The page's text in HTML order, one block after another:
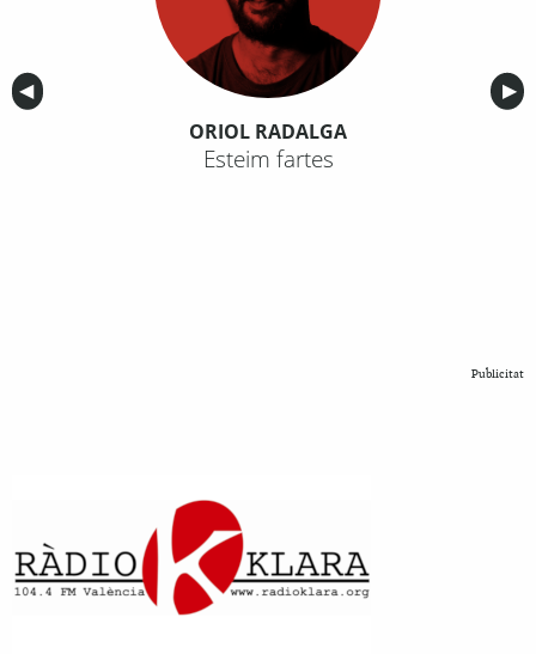
Anterior
◀︎ ▶︎
ORIOL RADALGA
Esteim fartes
Publicitat